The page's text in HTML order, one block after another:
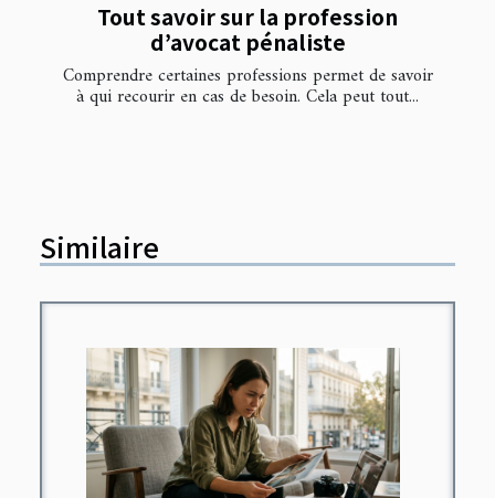
Tout savoir sur la profession
d’avocat pénaliste
Comprendre certaines professions permet de savoir
à qui recourir en cas de besoin. Cela peut tout...
Similaire